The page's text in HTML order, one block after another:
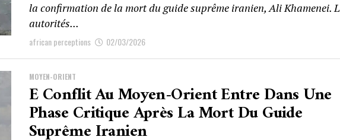
la confirmation de la mort du guide suprême iranien, Ali Khamenei.
autorités...
african perceptions 02/03/2026
MOYEN-ORIENT
E Conflit Au Moyen-Orient Entre Dans Une
Phase Critique Après La Mort Du Guide
Suprême Iranien